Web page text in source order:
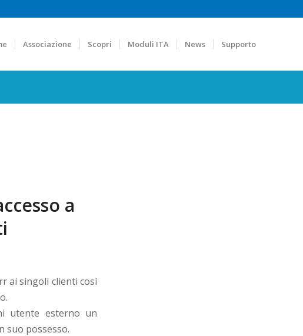
Associazione Scopri Moduli ITA News Supporto
a
ai singoli clienti così
utente esterno un
suo possesso.